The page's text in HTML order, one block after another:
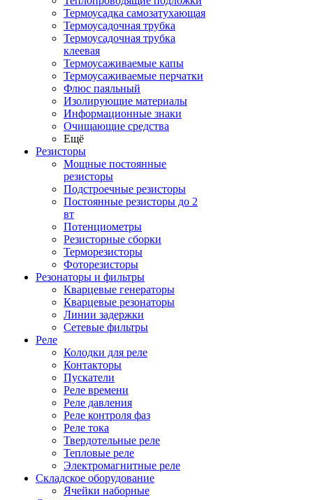
Термоусадка самозатухающая
Термоусадочная трубка
Термоусадочная трубка
клеевая
Термоусаживаемые капы
Термоусаживаемые перчатки
Флюс паяльный
Изолирующие материалы
Информационные знаки
Очищающие средства
Ещё
Резисторы
Мощные постоянные
резисторы
Подстроечные резисторы
Постоянные резисторы до 2
вт
Потенциометры
Резисторные сборки
Терморезисторы
Фоторезисторы
Резонаторы и фильтры
Кварцевые генераторы
Кварцевые резонаторы
Линии задержки
Сетевые фильтры
Реле
Колодки для реле
Контакторы
Пускатели
Реле времени
Реле давления
Реле контроля фаз
Реле тока
Твердотельные реле
Тепловые реле
Электромагнитные реле
Складское оборудование
Ячейки наборные